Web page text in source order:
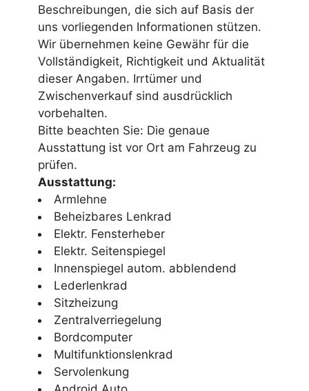
Beschreibungen, die sich auf Basis der
uns vorliegenden Informationen stützen.
Wir übernehmen keine Gewähr für die
Vollständigkeit, Richtigkeit und Aktualität
dieser Angaben. Irrtümer und
Zwischenverkauf sind ausdrücklich
vorbehalten.
Bitte beachten Sie: Die genaue
Ausstattung ist vor Ort am Fahrzeug zu
prüfen.
Ausstattung:
Armlehne
Beheizbares Lenkrad
Elektr. Fensterheber
Elektr. Seitenspiegel
Innenspiegel autom. abblendend
Lederlenkrad
Sitzheizung
Zentralverriegelung
Bordcomputer
Multifunktionslenkrad
Servolenkung